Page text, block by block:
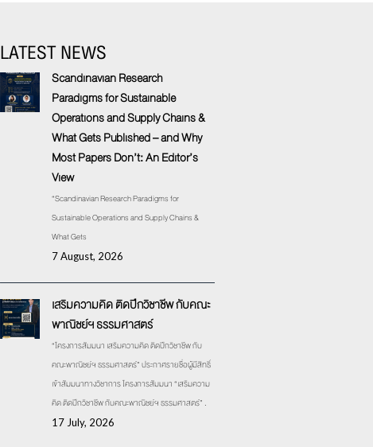
LATEST NEWS
Scandinavian Research
Paradigms for Sustainable
Operations and Supply Chains &
What Gets Published – and Why
Most Papers Don’t: An Editor’s
View
“Scandinavian Research Paradigms for
Sustainable Operations and Supply Chains &
What Gets
7 August, 2026
เสริมความคิด ติดปีกวิชาชีพ กับคณะ
พาณิชย์ฯ ธรรมศาสตร์
“โครงการสัมมนา เสริมความคิด ติดปีกวิชาชีพ กับ
คณะพาณิชย์ฯ ธรรมศาสตร์” ประกาศรายชื่อผู้มีสิทธิ์
เข้าสัมมนาทางวิชาการ โครงการสัมมนา “เสริมความ
คิด ติดปีกวิชาชีพ กับคณะพาณิชย์ฯ ธรรมศาสตร์” .
17 July, 2026